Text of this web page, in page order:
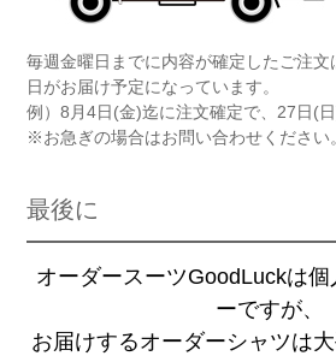
毎週金曜日までに内容が確定したご注
日がお届け予定になっています。
例）8月4日(金)迄に注文確定で、27日(日
※お急ぎの場合はお問い合わせください。
最後に
オーダースーツGoodLuckは
ーですが、
お届けするオーダーシャツは